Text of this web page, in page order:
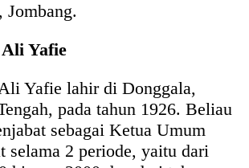
Jombang.
Yafie
Yafie lahir di Donggala,
pada tahun 1926. Beliau
sebagai Ketua Umum
selama 2 periode, yaitu dari